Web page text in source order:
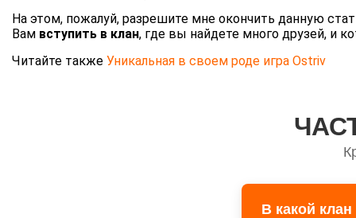
На этом, пожалуй, разрешите мне окончить данную
Вам вступить в клан, где вы найдете много друзей, и
Читайте также Уникальная в своем роде игра Ostriv
В какой